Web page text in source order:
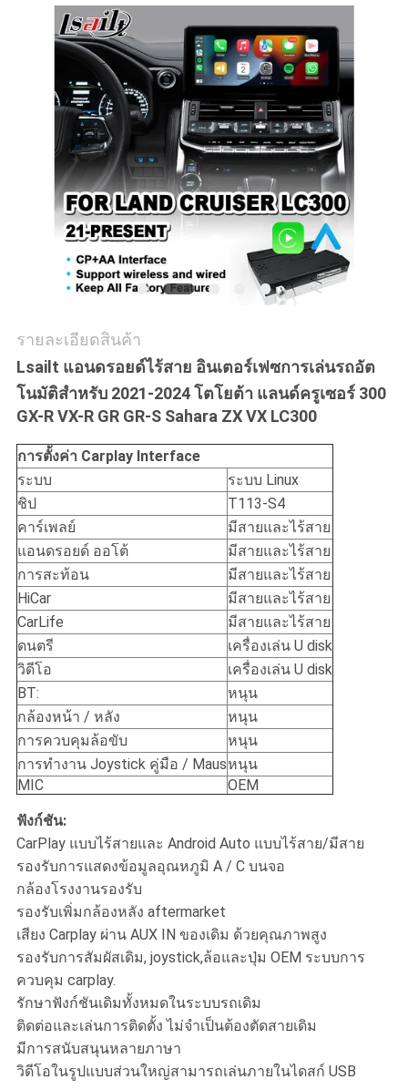
เว็บไซต์
PRIVACY
POLICY
รายละเอียดสินค้า
Lsailt แอนดรอยด์ไร้สาย อินเตอร์เฟซการเล่นรถอัต
โนมัติสําหรับ 2021-2024 โตโยต้า แลนด์ครูเซอร์ 300
GX-R VX-R GR GR-S Sahara ZX VX LC300
การตั้งค่า Carplay Interface
ระบบ
ระบบ Linux
ชิป
T113-S4
คาร์เพลย์
มีสายและไร้สาย
แอนดรอยด์ ออโต้
มีสายและไร้สาย
การสะท้อน
มีสายและไร้สาย
HiCar
มีสายและไร้สาย
CarLife
มีสายและไร้สาย
ดนตรี
เครื่องเล่น U disk
วิดีโอ
เครื่องเล่น U disk
BT:
หนุน
กล้องหน้า / หลัง
หนุน
การควบคุมล้อขับ
หนุน
การทํางาน Joystick คู่มือ / Mausหนุน
MIC
OEM
ฟังก์ชัน:
CarPlay แบบไร้สายและ Android Auto แบบไร้สาย/มีสาย
รองรับการแสดงข้อมูลอุณหภูมิ A / C บนจอ
กล้องโรงงานรองรับ
รองรับเพิ่มกล้องหลัง aftermarket
เสียง Carplay ผ่าน AUX IN ของเดิม ด้วยคุณภาพสูง
รองรับการสัมผัสเดิม, joystick,ล้อและปุ่ม OEM ระบบการ
ควบคุม carplay.
รักษาฟังก์ชันเดิมทั้งหมดในระบบรถเดิม
ติดต่อและเล่นการติดตั้ง ไม่จําเป็นต้องตัดสายเดิม
มีการสนับสนุนหลายภาษา
วิดีโอในรูปแบบส่วนใหญ่สามารถเล่นภายในไดสก์ USB